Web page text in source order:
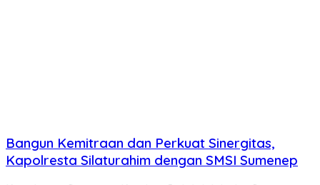
Bangun Kemitraan dan Perkuat Sinergitas,
Kapolresta Silaturahim dengan SMSI Sumenep